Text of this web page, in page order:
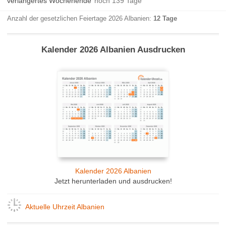
Anzahl der gesetzlichen Feiertage 2026 Albanien:12 Tage
Kalender 2026 Albanien Ausdrucken
Kalender 2026 Albanien
Jetzt herunterladen und ausdrucken!
Aktuelle Uhrzeit Albanien